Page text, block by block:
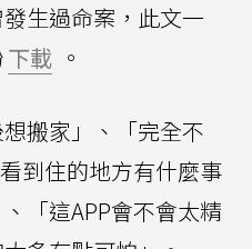
生過命案，此文一
下載 。
搬家」、「完全不
到住的地方有什麼事
「這APP會不會太精